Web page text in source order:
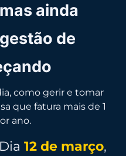
ainda
de
como gerir e tomar
que fatura mais de 1
ano.
12 de março,